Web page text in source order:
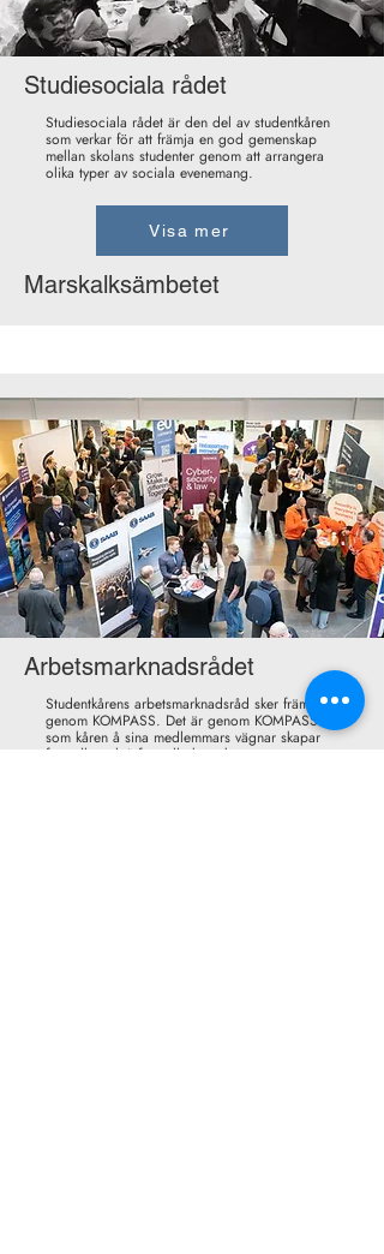
Studiesociala rådet
Studiesociala rådet är den del av studentkåren
som verkar för att främja en god gemenskap
mellan skolans studenter genom att arrangera
olika typer av sociala evenemang.
Visa mer
Marskalksämbetet
Arbetsmarknadsrådet
Studentkårens arbetsmarknadsråd sker främst
genom KOMPASS. Det är genom KOMPASS
som kåren å sina medlemmars vägnar skapar
formella och informella kontakter gentemot